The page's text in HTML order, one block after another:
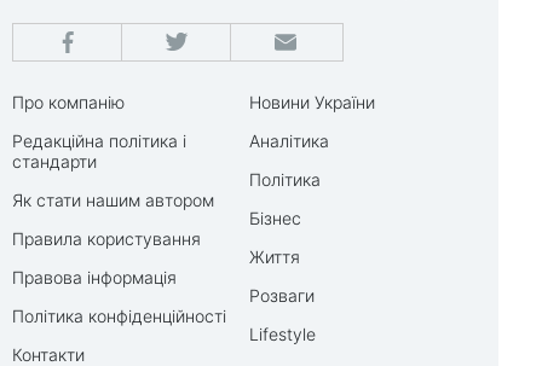
Про компанію
Редакційна політика і
стандарти
Як стати нашим автором
Правила користування
Правова інформація
Політика конфіденційності
Контакти
Новини України
Аналітика
Політика
Бізнес
Життя
Розваги
Lifestyle